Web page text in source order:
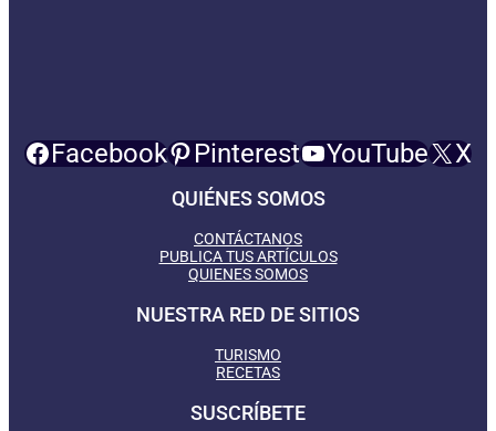
Facebook Pinterest YouTube X
QUIÉNES SOMOS
CONTÁCTANOS
PUBLICA TUS ARTÍCULOS
QUIENES SOMOS
NUESTRA RED DE SITIOS
TURISMO
RECETAS
SUSCRÍBETE